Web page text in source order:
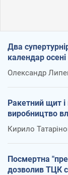
Два
календар
Олександр
Ракетний щит і
виробництво
Кирило
Посмертна
дозволив ТЦК